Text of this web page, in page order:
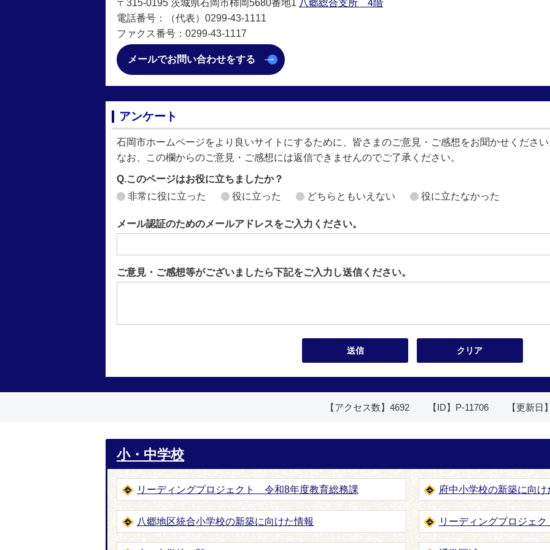
〒315-0195 茨城県石岡市柿岡5680番地1 八郷総合支所 4階
電話番号：（代表）0299-43-1111
ファクス番号：0299-43-1117
メールでお問い合わせをする
アンケート
石岡市ホームページをより良いサイトにするために、皆さまのご意見・ご感想をお聞かせくださ
なお、この欄からのご意見・ご感想には返信できませんのでご了承ください。
Q.このページはお役に立ちましたか？
非常に役に立った
役に立った どちらともいえない 役に立たなかった
メール認証のためのメールアドレスをご入力ください。
ご意見・ご感想等がございましたら下記をご入力し送信ください。
【アクセス数】 4692 【ID】 P-11706 【更新日
小・中学校
リーディングプロジェクト 令和8年度教育総務課 府中小学校の新築に向け
八郷地区統合小学校の新築に向けた情報 リーディングプロジェ